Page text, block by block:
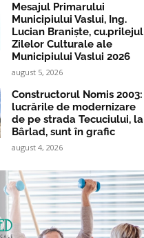
Mesajul Primarului
Municipiului Vaslui, Ing.
Lucian Braniște, cu.prilejul
Zilelor Culturale ale
Municipiului Vaslui 2026
august 5, 2026
Constructorul Nomis 2003:
lucrările de modernizare
de pe strada Tecuciului, la
Bârlad, sunt în grafic
august 4, 2026